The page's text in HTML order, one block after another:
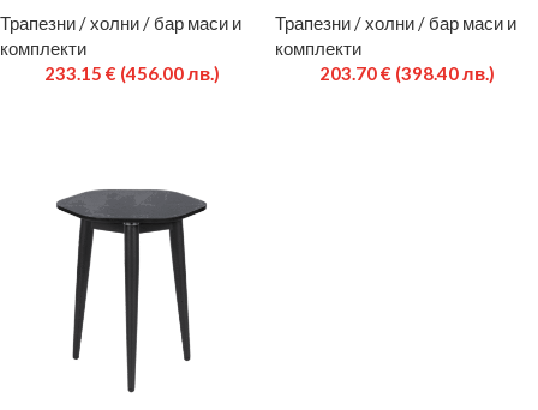
Трапезни / холни / бар маси и
комплекти
233.15 € (456.00 лв.)
Трапезни / холни / бар маси и
комплекти
203.70€ (398.40 лв.)